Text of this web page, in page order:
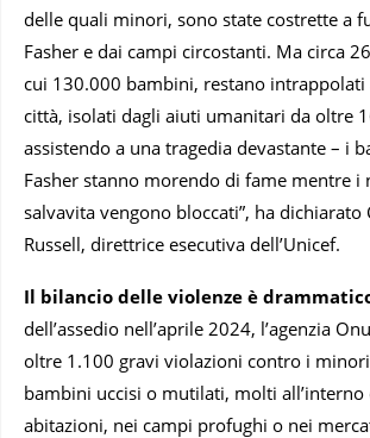
delle quali minori, sono state costrette a
Fasher e dai campi circostanti. Ma circa
cui 130.000 bambini, restano intrappolati
città, isolati dagli aiuti umanitari da oltre
assistendo a una tragedia devastante – i
Fasher stanno morendo di fame mentre i
salvavita vengono bloccati”, ha dichiarato
Russell, direttrice esecutiva dell’Unicef.
Il bilancio delle violenze è
dell’assedio nell’aprile 2024, l’agenzia
oltre 1.100 gravi violazioni contro i
bambini uccisi o mutilati, molti
abitazioni, nei campi profughi o nei